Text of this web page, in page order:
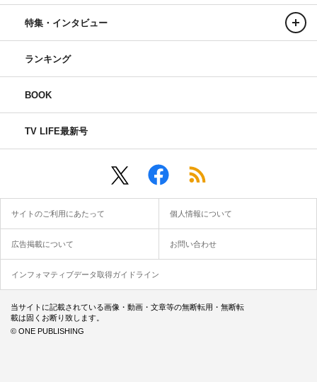
特集・インタビュー
ランキング
BOOK
TV LIFE最新号
サイトのご利用にあたって 個人情報について
広告掲載について お問い合わせ
インフォマティブデータ取得ガイドライン
当サイトに記載されている画像・動画・文章等の無断転用・無断転
載は固くお断り致します。
© ONE PUBLISHING